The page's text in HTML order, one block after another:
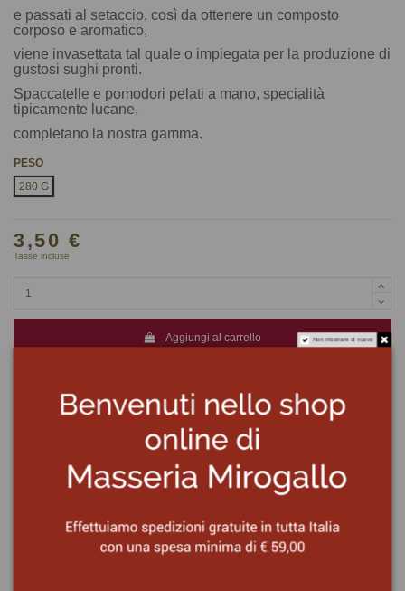
e passati al setaccio, così da ottenere un composto
corposo e aromatico,
viene invasettata tal quale o impiegata per la produzione di
gustosi sughi pronti.
Spaccatelle e pomodori pelati a mano, specialità
tipicamente lucane,
completano la nostra gamma.
PESO
280 G
3,50 €
Tasse incluse
Aggiungi al carrello
Ingredienti
Passata di pomodori (77%), olio extravergine di oliva (12%), carote (4%),
Non mostrare di nuovo